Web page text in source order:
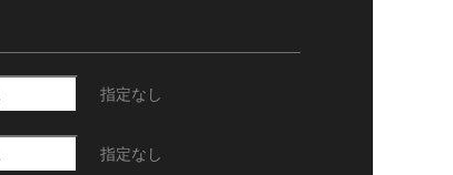
指定なし
指定なし